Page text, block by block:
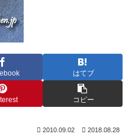
はてブ
コピー
2010.09.02 2018.08.28